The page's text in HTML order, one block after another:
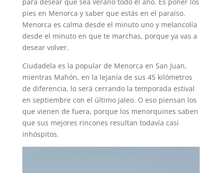
pies en Menorca y saber que estás en el paraíso.
Menorca es calma desde el minuto uno y melancolía
desde el minuto en que te marchas, porque ya vas a
desear volver.
Ciudadela es la popular de Menorca en San Juan,
mientras Mahón, en la lejanía de sus 45 kilómetros
de diferencia, lo será cerrando la temporada estival
en septiembre con el último jaleo. O eso piensan los
que vienen de fuera, porque los menorquines saben
que sus mejores rincones resultan todavía casi
inhóspitos.